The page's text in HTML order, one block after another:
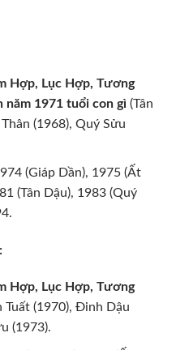
Hợp, Lục Hợp, Tương
năm 1971 tuổi con gì (Tân
(1968), Quý Sửu
(Giáp Dần), 1975 (Ất
(Tân Dậu), 1983 (Quý
Hợp, Lục Hợp, Tương
Tuất (1970), Đinh Dậu
(1973).